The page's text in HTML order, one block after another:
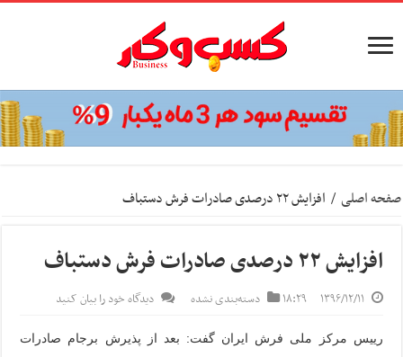
صفحه اصلی / افزایش ۲۲ درصدی صادرات فرش دستباف
افزایش ۲۲ درصدی صادرات فرش دستباف
۱۳۹۶/۱۲/۱۱ ۱۸:۲۹ دسته‌بندی نشده دیدگاه خود را بیان کنید
رییس مرکز ملی فرش ایران گفت: بعد از پذیرش برجام صادرات